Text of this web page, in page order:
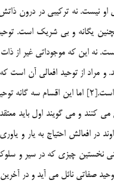
نيست. نه تركيبي در درون
يگانه و بي شريك است.
اين كه موجوداتي غير از ذات
از توحيد افعالي آن است كه
كمك و يار و ياوري ندارد و در انجام هر كاري مستقل
كنند و مي گويند اول بايد
در افعالش احتياج به يار و
يعني نخستين چيزي كه در سير و
صفاتي نائل مي آيد و در